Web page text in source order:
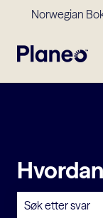
Norwegian